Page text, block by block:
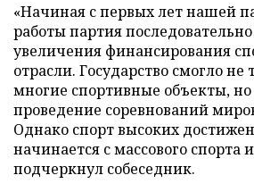
«Начиная с первых лет нашей
работы партия
увеличения финансирования
отрасли. Государство смогло не
многие спортивные объекты,
проведение соревнований
Однако спорт высоких
начинается с массового спорта
подчеркнул собеседник.